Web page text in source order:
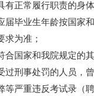
正常履行职责的身体
业生年龄按国家和
求为准；
国家和我院规定的其
事处罚的人员，曾
等严重违反考试录（